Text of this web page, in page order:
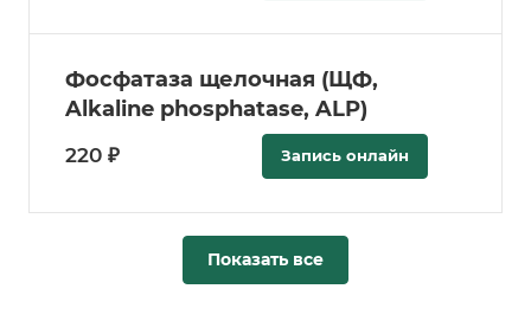
Фосфатаза щелочная (ЩФ,
Alkaline phosphatase, ALP)
220 ₽ Запись онлайн
Показать все